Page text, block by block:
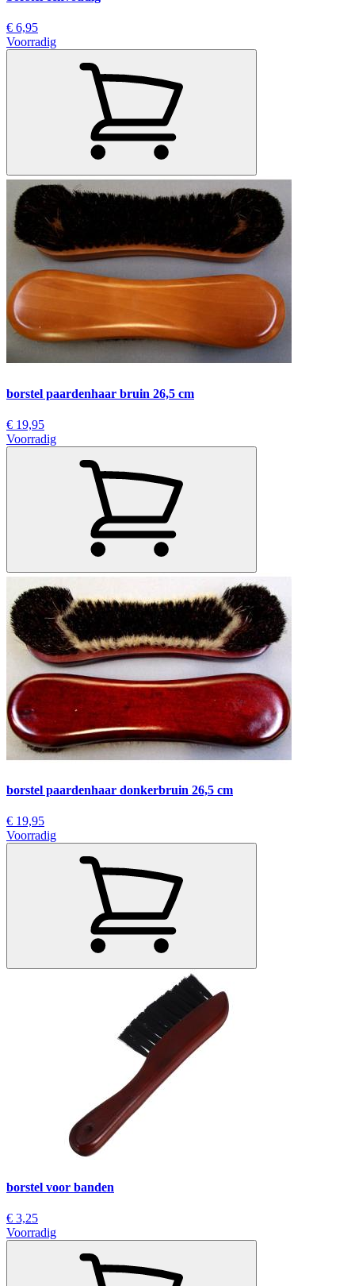
€ 6,95
Voorradig
borstel paardenhaar bruin 26,5 cm
€ 19,95
Voorradig
borstel paardenhaar donkerbruin 26,5 cm
€ 19,95
Voorradig
borstel voor banden
€ 3,25
Voorradig